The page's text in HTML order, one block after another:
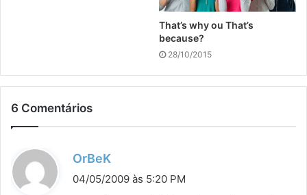
That’s why ou That’s
because?
28/10/2015
6 Comentários
OrBeK
i
04/05/2009 às 5:20 PM